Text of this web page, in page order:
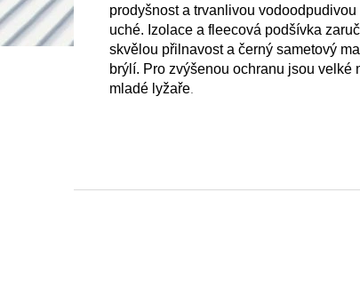
prodyšnost a trvanlivou
uché. Izolace a fleecová podšívka
skvělou přilnavost a černý sametový
brýlí. Pro zvýšenou ochranu jsou
mladé lyžaře